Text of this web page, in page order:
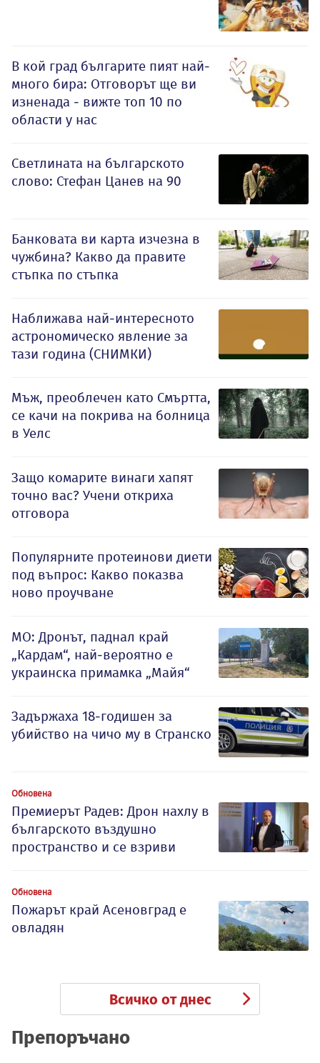
В кой град българите пият най-
много бира: Отговорът ще ви
изненада - вижте топ 10 по
области у нас
Светлината на българското
слово: Стефан Цанев на 90
Банковата ви карта изчезна в
чужбина? Какво да правите
стъпка по стъпка
Наближава най-интересното
астрономическо явление за
тази година (СНИМКИ)
Мъж, преоблечен като Смъртта,
се качи на покрива на болница
в Уелс
Защо комарите винаги хапят
точно вас? Учени откриха
отговора
Популярните протеинови диети
под въпрос: Какво показва
ново проучване
МО: Дронът, паднал край
„Кардам“, най-вероятно е
украинска примамка „Майя“
Задържаха 18-годишен за
убийство на чичо му в Странско
Обновена
Премиерът Радев: Дрон нахлу в
българското въздушно
пространство и се взриви
Обновена
Пожарът край Асеновград е
овладян
Всичко от днес
Препоръчано